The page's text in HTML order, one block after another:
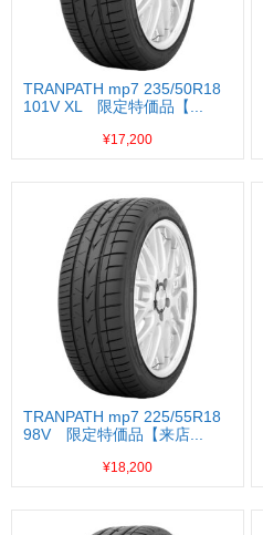
TRANPATH mp7 235/50R18
101V XL 限定特価品【...
¥17,200
TRANPATH mp7 225/55R18
98V 限定特価品【来店...
¥18,200